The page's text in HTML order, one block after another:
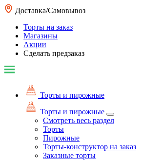
Доставка/Самовывоз
Торты на заказ
Магазины
Акции
Сделать предзаказ
Торты и пирожные
Торты и пирожные
Смотреть весь раздел
Торты
Пирожные
Торты-конструктор на заказ
Заказные торты